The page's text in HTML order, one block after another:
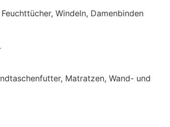
Windeln, Damenbinden
Matratzen, Wand- und